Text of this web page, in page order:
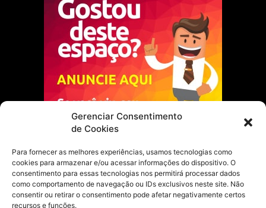
Gerenciar Consentimento
de Cookies
Para fornecer as melhores experiências, usamos tecnologias como
cookies para armazenar e/ou acessar informações do dispositivo. O
consentimento para essas tecnologias nos permitirá processar dados
como comportamento de navegação ou IDs exclusivos neste site. Não
consentir ou retirar o consentimento pode afetar negativamente certos
recursos e funções.
Escolha do Editor
Justiça Itinerante garante regularização
fundiária e casamento comunitário para